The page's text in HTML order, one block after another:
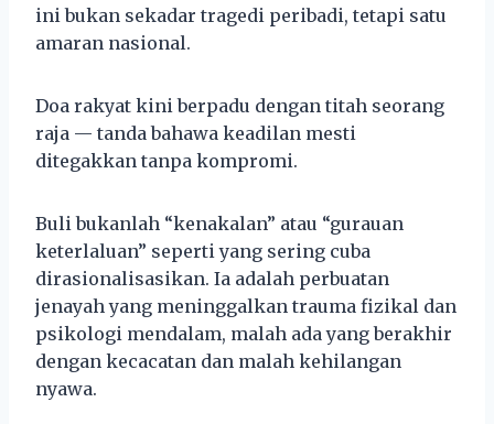
ini bukan sekadar tragedi peribadi, tetapi satu
amaran nasional.
Doa rakyat kini berpadu dengan titah seorang
raja — tanda bahawa keadilan mesti
ditegakkan tanpa kompromi.
Buli bukanlah “kenakalan” atau “gurauan
keterlaluan” seperti yang sering cuba
dirasionalisasikan. Ia adalah perbuatan
jenayah yang meninggalkan trauma fizikal dan
psikologi mendalam, malah ada yang berakhir
dengan kecacatan dan malah kehilangan
nyawa.